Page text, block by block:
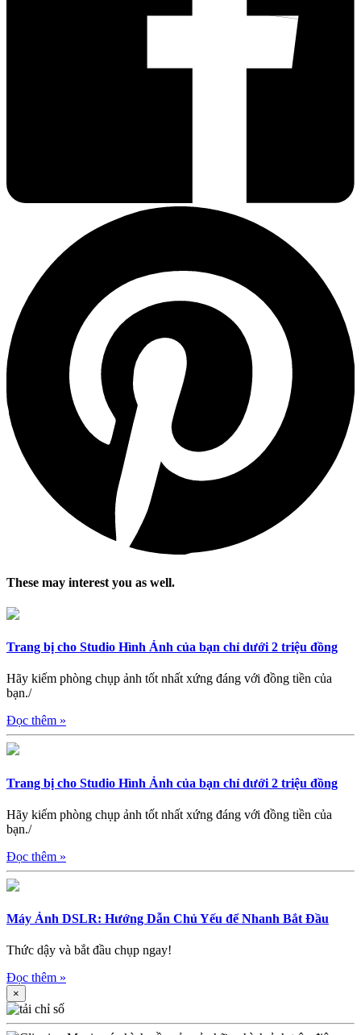
These may interest you as well.
Trang bị cho Studio Hình Ảnh của bạn chỉ dưới 2 triệu đồng
Hãy kiếm phòng chụp ảnh tốt nhất xứng đáng với đồng tiền của
bạn./
Đọc thêm »
Trang bị cho Studio Hình Ảnh của bạn chỉ dưới 2 triệu đồng
Hãy kiếm phòng chụp ảnh tốt nhất xứng đáng với đồng tiền của
bạn./
Đọc thêm »
Máy Ảnh DSLR: Hướng Dẫn Chủ Yếu để Nhanh Bắt Đầu
Thức dậy và bắt đầu chụp ngay!
Đọc thêm »
×